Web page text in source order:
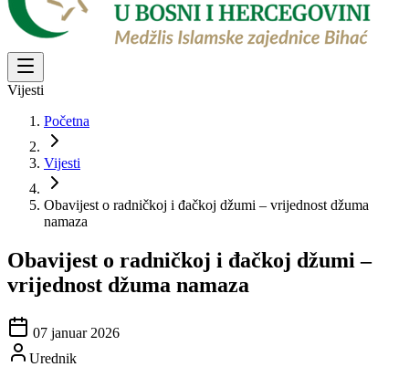
Vijesti
Početna
Vijesti
Obavijest o radničkoj i đačkoj džumi – vrijednost džuma
namaza
Obavijest o radničkoj i đačkoj džumi –
vrijednost džuma namaza
07 januar 2026
Urednik